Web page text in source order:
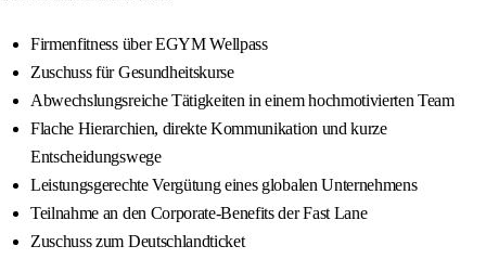
Firmenfitness über EGYM Wellpass
Zuschuss für Gesundheitskurse
Abwechslungsreiche Tätigkeiten in einem hochmotivierten Team
Flache Hierarchien, direkte Kommunikation und kurze
Entscheidungswege
Leistungsgerechte Vergütung eines globalen Unternehmens
Teilnahme an den Corporate‑Benefits der Fast Lane
Zuschuss zum Deutschlandticket